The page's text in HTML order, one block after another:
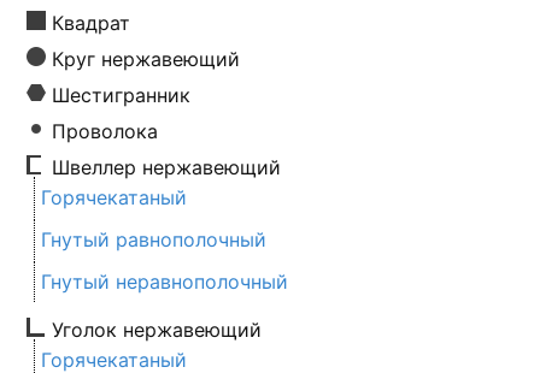
Квадрат
Круг нержавеющий
Шестигранник
Проволока
Швеллер нержавеющий
Горячекатаный
Гнутый равнополочный
Гнутый неравнополочный
Уголок нержавеющий
Горячекатаный